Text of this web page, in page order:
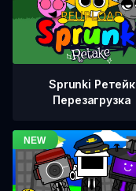
Sprunki Ретейк
Перезагрузка